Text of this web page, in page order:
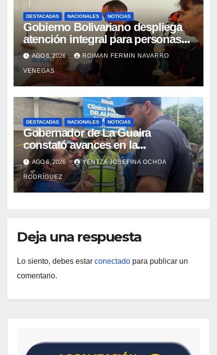
DESTACADAS NACIONALES NOTICIAS
Gobierno Bolivariano despliega
atención integral para personas
con discapacidad en
campamentos de La Guaira
AGO 6, 2026 ROIMAN FERMIN NAVARRO
VENEGAS
DESTACADAS NACIONALES NOTICIAS
Gobernador de La Guaira
constató avances en la
rehabilitación del Hospitalito de
Catia la Mar
AGO 6, 2026 YENTZA JOSEFINA OCHOA
RODRÍGUEZ
Deja una respuesta
Lo siento, debes estar conectado para publicar un
comentario.